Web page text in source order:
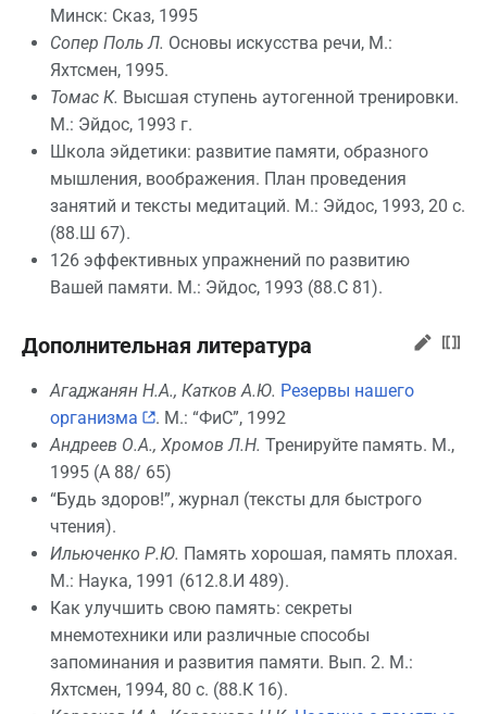
Минск: Сказ, 1995
Сопер Поль Л. Основы искусства речи, М.:
Яхтсмен, 1995.
Томас К. Высшая ступень аутогенной тренировки.
М.: Эйдос, 1993 г.
Школа эйдетики: развитие памяти, образного
мышления, воображения. План проведения
занятий и тексты медитаций. М.: Эйдос, 1993, 20 с.
(88.Ш 67).
126 эффективных упражнений по развитию
Вашей памяти. М.: Эйдос, 1993 (88.С 81).
Дополнительная литература
Агаджанян Н.А., Катков А.Ю. Резервы нашего
организма
. М.: “ФиС”, 1992
Андреев О.А., Хромов Л.Н. Тренируйте память. М.,
1995 (А 88/ 65)
“Будь здоров!”, журнал (тексты для быстрого
чтения).
Ильюченко Р.Ю. Память хорошая, память плохая.
М.: Наука, 1991 (612.8.И 489).
Как улучшить свою память: секреты
мнемотехники или различные способы
запоминания и развития памяти. Вып. 2. М.:
Яхтсмен, 1994, 80 с. (88.К 16).